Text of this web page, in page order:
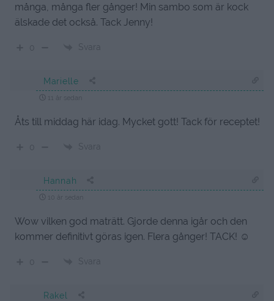
många, många fler gånger! Min sambo som är kock
älskade det också. Tack Jenny!
Svara
Marielle
11 år sedan
Åts till middag här idag. Mycket gott! Tack för receptet!
Svara
Hannah
10 år sedan
Wow vilken god maträtt. Gjorde denna igår och den
kommer definitivt göras igen. Flera gånger! TACK! ☺
Svara
Rakel